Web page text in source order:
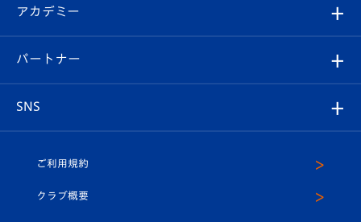
イベント
メディア
ホームタウン
スタッフプロフィール
マスコット紹介
ヴィヴィくんの長崎おもてなしガイド
スタジアムグルメ
V-LOVERS（ファンクラブ）
プレイヤーズスイート
オンラインショップ
店舗情報
アカデミー
育成からのお知らせ
U-18
パートナー
SNS
ヴィヴィくんインスタグラム
ご利用規約
クラブ概要